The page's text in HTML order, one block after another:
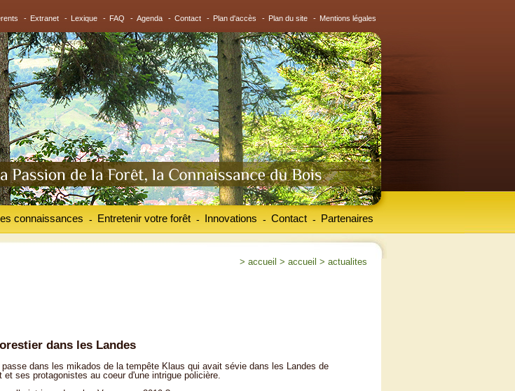
- Extranet - Lexique - FAQ - Agenda - Contact - Plan d'accès - Plan du site - Mentions légales
connaissances Entretenir votre forêt
- Innovations
- Contact
- Partenaires
-
> accueil > accueil > actualites
dans les Landes
dans les mikados de la tempête Klaus qui avait sévie dans les Landes de
ses protagonistes au coeur d'une intrigue policière.